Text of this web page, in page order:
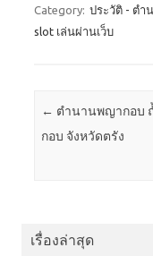
Category: ประวัติ - ตำ
slot เล่นผ่านเว็บ
Post navigation
← ตำนานพญากอบ ถ้
กอบ จังหวัดตรัง
เรื่องล่าสุด